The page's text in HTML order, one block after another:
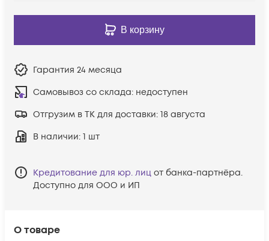
О товаре
В корзину
Гарантия 24 месяца
Самовывоз со склада: недоступен
Отгрузим в ТК для доставки: 18 августа
В наличии: 1 шт
Кредитование для юр. лиц от банка-партнёра.
Доступно для ООО и ИП